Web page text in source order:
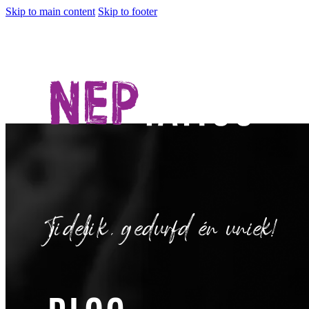
Skip to main content Skip to footer
Tijdelijk, gedurfd én uniek!